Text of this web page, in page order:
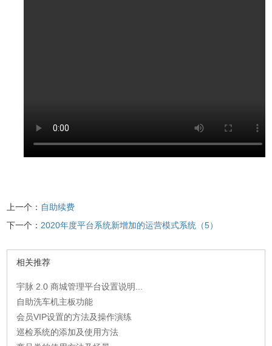
上一个： 自助续费
下一个： 2020年度平台系统新增加的运营模式系统（5）
相关推荐
宇脉 2.0 商城管理平台设置说明...
自助洗车机主板功能
会员VIP设置的方法及操作演练
巡检系统的添加及使用方法